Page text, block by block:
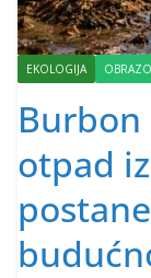
EKOLOGIJA
otpad